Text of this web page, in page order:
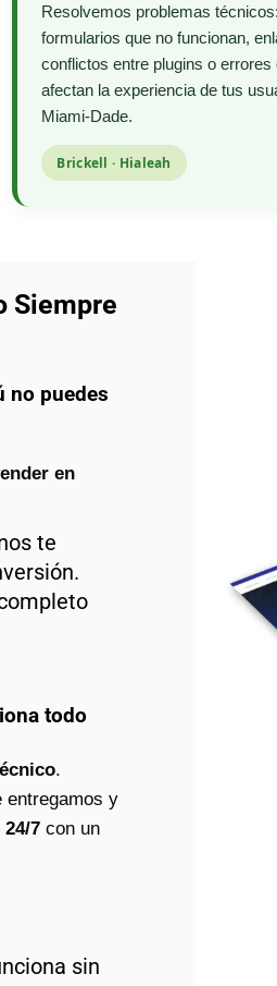
Resolvemos problemas técnicos:
formularios que no funcionan,
conflictos entre plugins o errores
afectan la experiencia de tus
Miami-Dade.
Brickell · Hialeah
Siempre
no puedes
en
te
todo
.
entregamos y
7con un
sin